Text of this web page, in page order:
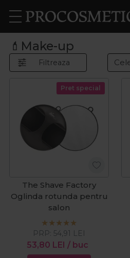
💄Make-up
Filtreaza
Pret special
The Shave Factory
Oglinda rotunda pentru
salon
53,80 LEI / buc
PRP: 54,91 LEI